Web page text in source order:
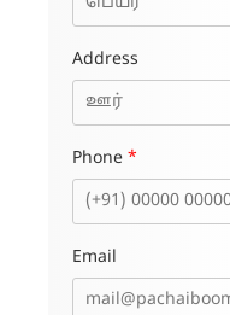
Address
Phone *
Email